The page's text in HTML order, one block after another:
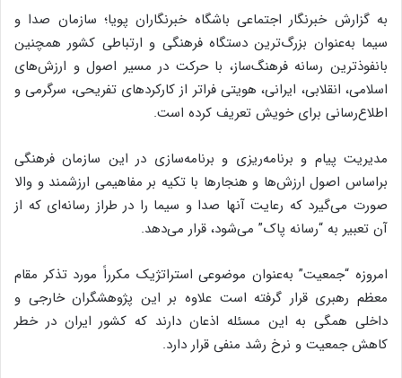
به گزارش خبرنگار اجتماعی باشگاه خبرنگاران پویا؛ سازمان صدا و
سیما به‌عنوان بزرگ‌ترین دستگاه فرهنگی و ارتباطی کشور همچنین
بانفوذترین رسانه فرهنگ‌ساز، با حرکت در مسیر اصول و ارزش‌های
اسلامی، انقلابی، ایرانی، هویتی فراتر از کارکردهای تفریحی، سرگرمی و
اطلاع‌رسانی برای خویش تعریف کرده است.
مدیریت پیام و برنامه‌ریزی و برنامه‌سازی در این سازمان فرهنگی
براساس اصول ارزش‌ها و هنجارها با تکیه بر مفاهیمی ارزشمند و والا
صورت می‌گیرد که رعایت آنها صدا و سیما را در طراز رسانه‌ای که از
آن تعبیر به “رسانه پاک” می‌شود، قرار می‌دهد.
امروزه “جمعیت” به‌عنوان موضوعی استراتژیک مکرراً مورد تذکر مقام
معظم رهبری قرار گرفته است علاوه بر این پژوهشگران خارجی و
داخلی همگی به این مسئله اذعان دارند که کشور ایران در خطر
کاهش جمعیت و نرخ رشد منفی قرار دارد.